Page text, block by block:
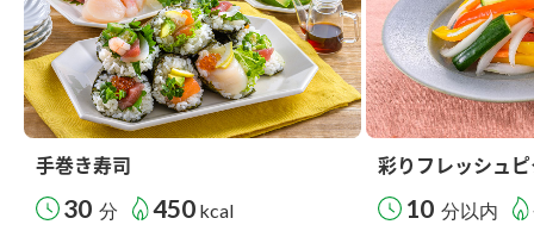
手巻き寿司
30 分 450 kcal
彩りフレッシュ
10 分以内